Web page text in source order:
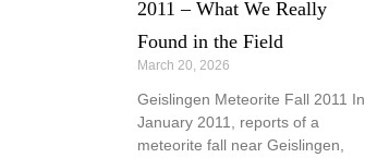
2011 – What We Really
Found in the Field
March 20, 2026
Geislingen Meteorite Fall 2011 In
January 2011, reports of a
meteorite fall near Geislingen,